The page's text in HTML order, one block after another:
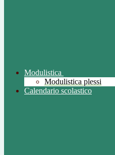
Modulistica
Modulistica plessi
Calendario scolastico